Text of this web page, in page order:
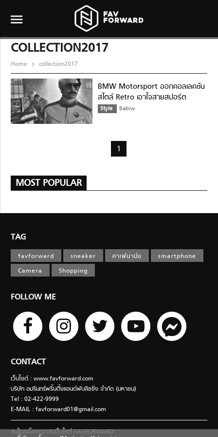
menu
COLLECTION2017
Home collection2017
BMW Motorsport ออกคอลเลคชั่น
สไตล์ Retro เอาใจสายสปอร์ต
Style Babiw
1
MOST POPULAR
TAG
favforward sneaker คาเฟ่น่านั่ง
smartphone
Camera
Shopping
FOLLOW ME
CONTACT
เว็บไซต์ : www.favforward.com
บริษัท อมรินทร์พริ้นติ้งแอนด์พับลิชชิ่ง จำกัด (มหาชน)
Tel : 02-422-9999
E-MAIL :favforward01@gmail.com
สนใจลงโฆษณากับเว็บไซต์ FAVFORWARD